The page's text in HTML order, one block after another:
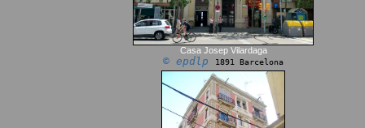
Casa Josep Vilardaga
© epdlp 1891 Barcelona